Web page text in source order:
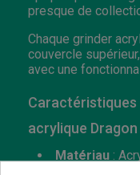
presque de
Chaque grinder
couvercle
avec une
acrylique Dragon
Matériau :